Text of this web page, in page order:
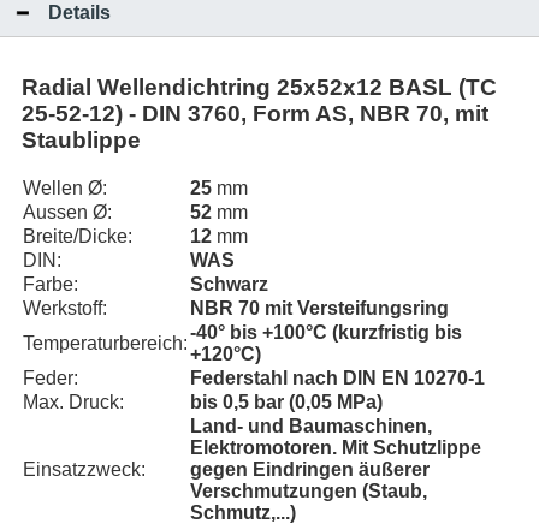
Details
Radial Wellendichtring 25x52x12 BASL (TC
25-52-12) - DIN 3760, Form AS, NBR 70, mit
Staublippe
Wellen Ø: 25 mm
Aussen Ø:
52 mm
Breite/Dicke:
12 mm
DIN:
WAS
Farbe:
Schwarz
Werkstoff:
NBR 70 mit Versteifungsring
Temperaturbereich:
-40° bis +100°C (kurzfristig bis
+120°C)
Feder:
Federstahl nach DIN EN 10270-1
Max. Druck:
bis 0,5 bar (0,05 MPa)
Einsatzzweck:
Land- und Baumaschinen,
Elektromotoren. Mit Schutzlippe
gegen Eindringen äußerer
Verschmutzungen (Staub,
Schmutz,...)